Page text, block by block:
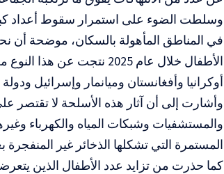
وسلطت الضوء على استمرار سقوط أعداد
الأطفال خلال عام 2025
أوكرانيا وأفغانستان وميانمار وإسرائيل
وأشارت إلى أن آثار هذه الأسلحة لا تقتصر
والمستشفيات وشبكات المياه والكهرباء
المستمرة التي تشكلها الذخائر غير المنفجرة
كما حذرت من تزايد عدد الأطفال الذين